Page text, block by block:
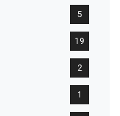
5
19
2
1